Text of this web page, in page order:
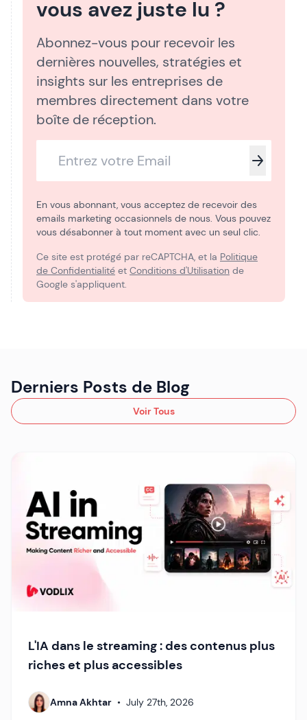
vous avez juste lu ?
Abonnez-vous pour recevoir les
dernières nouvelles, stratégies et
insights sur les entreprises de
membres directement dans votre
boîte de réception.
En vous abonnant, vous acceptez de recevoir des
emails marketing occasionnels de nous. Vous pouvez
vous désabonner à tout moment avec un seul clic.
Ce site est protégé par reCAPTCHA, et la Politique
de Confidentialité et Conditions d'Utilisation de
Google s'appliquent.
Derniers Posts de Blog
Voir Tous
L'IA dans le streaming : des contenus plus
riches et plus accessibles
Amna Akhtar • July 27th, 2026